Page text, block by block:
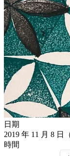
日期
2019 年 11 月 8 日
時間